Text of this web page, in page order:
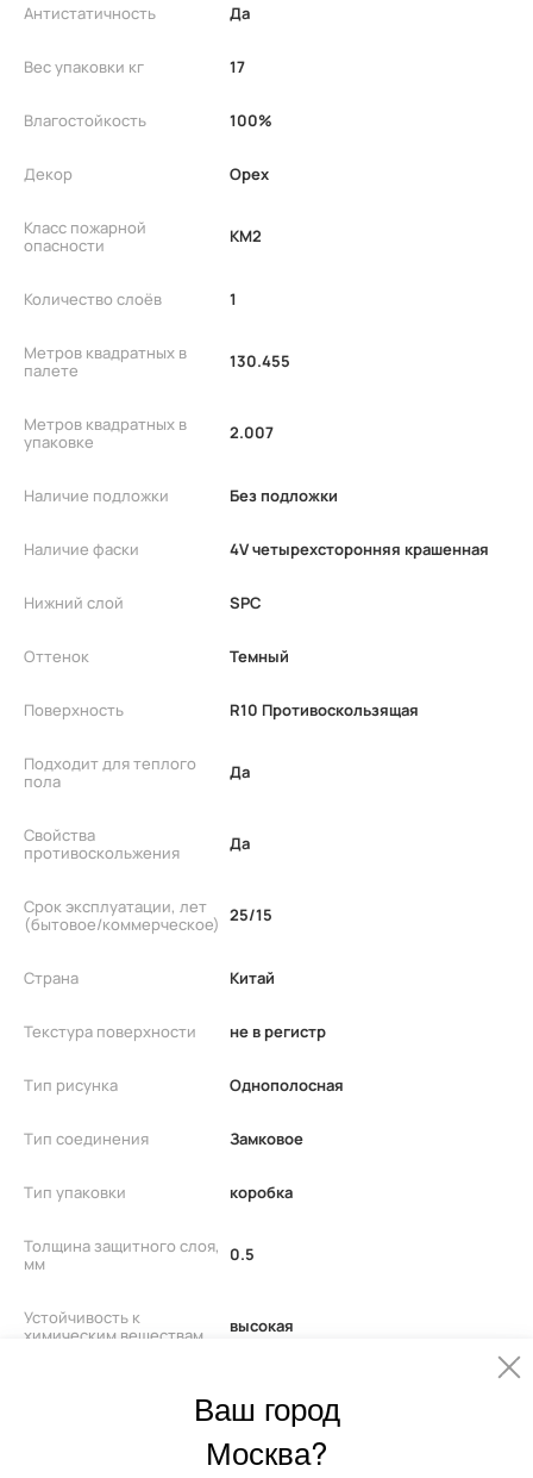
Антистатичность Да
Вес упаковки кг 17
Влагостойкость 100%
Декор Орех
Класс пожарной
опасности
КМ2
Количество слоёв 1
Метров квадратных в
палете
130.455
Метров квадратных в
упаковке
2.007
Наличие подложки Без подложки
Наличие фаски 4V четырехсторонняя крашенная
Нижний слой SPC
Оттенок Темный
Поверхность R10 Противоскользящая
Подходит для теплого
пола
Да
Свойства
противоскольжения
Да
Срок эксплуатации, лет
(бытовое/коммерческое) 25/15
Страна Китай
Текстура поверхности не в регистр
Тип рисунка Однополосная
Тип соединения Замковое
Тип упаковки коробка
Толщина защитного слоя,
мм
0.5
Устойчивость к
химическим веществам
высокая
Эмиссия Формальдегида
Ваш город
Москва?